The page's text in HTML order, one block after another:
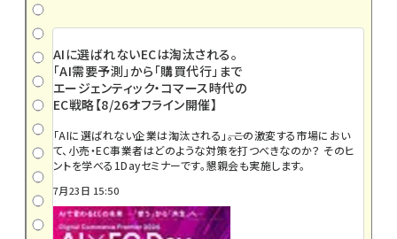
AIに選ばれないECは淘汰される。
「AI需要予測」から「購買代行」まで
エージェンティック・コマース時代の
EC戦略【8/26オフライン開催】
「AIに選ばれない企業は淘汰される」――。この激変する市場におい
て、小売・EC事業者はどのような対策を打つべきなのか？ そのヒ
ントを学べる1Dayセミナーです。懇親会も実施します。
7月23日 15:50